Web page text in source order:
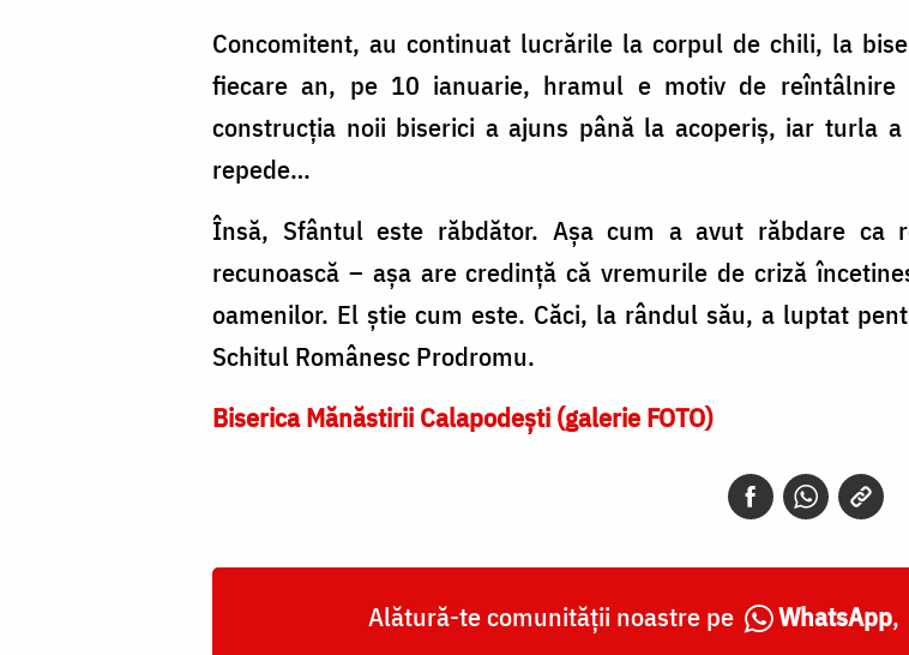
Concomitent, au continuat lucrările la corpul de chili, la
fiecare an, pe 10 ianuarie, hramul e motiv de
construcția noii biserici a ajuns până la acoperiș, iar turla
repede…
Însă, Sfântul este răbdător. Așa cum a avut răbdare ca
recunoască – așa are credință că vremurile de criză
oamenilor. El știe cum este. Căci, la rândul său, a luptat
Schitul Românesc Prodromu.
Biserica Mănăstirii Calapodești (galerie FOTO)
Alătură-te comunității noastre pe WhatsApp,